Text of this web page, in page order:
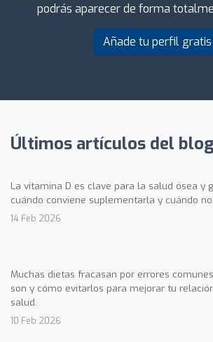
podrás aparecer de forma
Añade tu perfil gratis
Últimos artículos del blog
La vitamina D es clave para la salud ósea y
cuándo conviene suplementarla y cuándo
14 Feb 2026
Muchas dietas fracasan por errores
son y cómo evitarlos para mejorar tu
salud.
10 Feb 2026